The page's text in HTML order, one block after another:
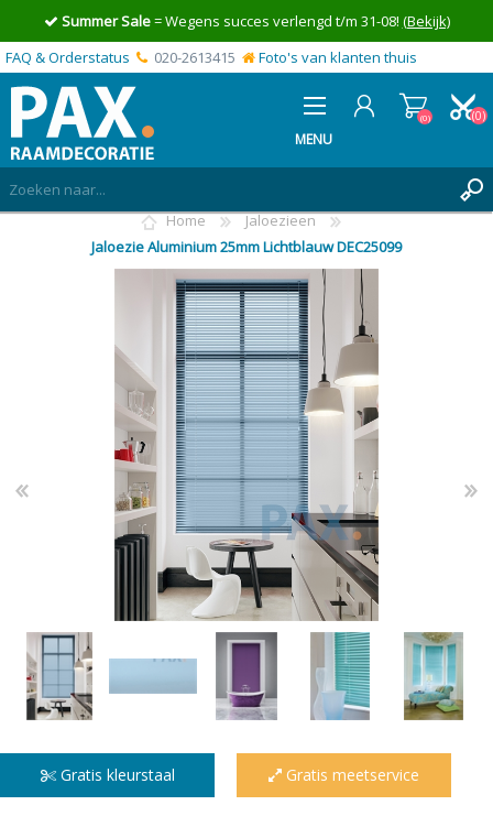
Summer Sale= Wegens succes verlengd t/m 31-08! (Bekijk)
FAQ & Orderstatus
020-2613415 Foto's van klanten thuis
MENU
INLOGGEN
MIJN OFFERTE
(0)
(0)
Home
Jaloezieen
Jaloezie Aluminium 25mm Lichtblauw DEC25099
Gratis kleurstaal Gratis meetservice